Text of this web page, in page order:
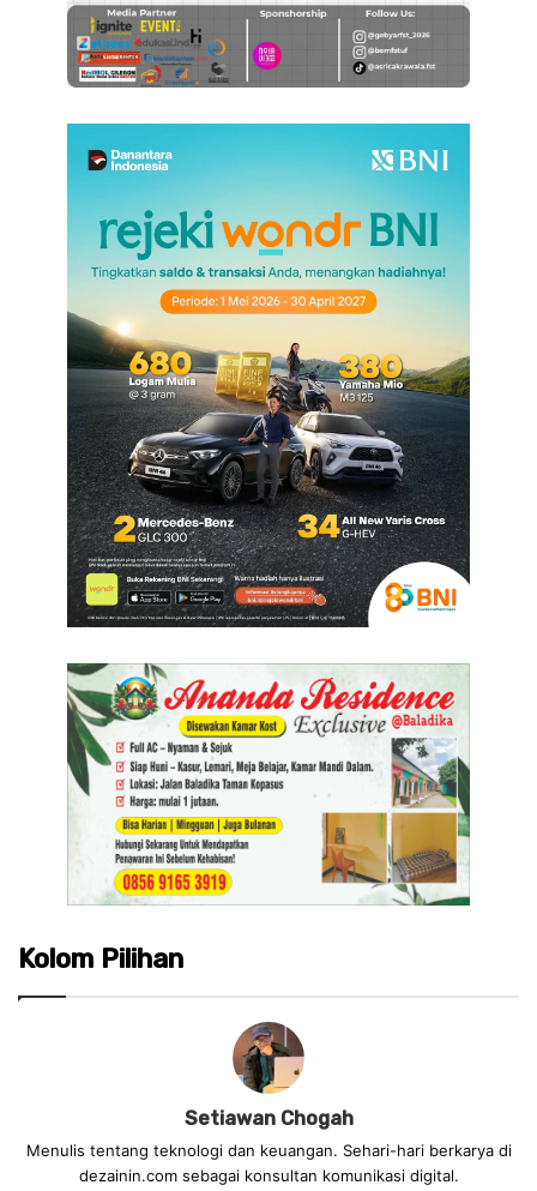
Kolom Pilihan
Setiawan Chogah
Menulis tentang teknologi dan keuangan. Sehari-hari berkarya di
dezainin.com sebagai konsultan komunikasi digital.